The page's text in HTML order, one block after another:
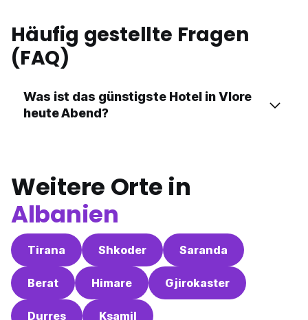
Häufig gestellte Fragen
(FAQ)
Was ist das günstigste Hotel in Vlore
heute Abend?
Weitere Orte in
Albanien
Tirana Shkoder Saranda
Berat Himare Gjirokaster
Durres Ksamil